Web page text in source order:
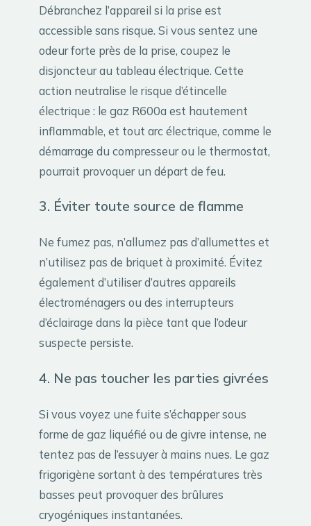
Débranchez l’appareil si la prise est
accessible sans risque. Si vous sentez une
odeur forte près de la prise, coupez le
disjoncteur au tableau électrique. Cette
action neutralise le risque d’étincelle
électrique : le gaz R600a est hautement
inflammable, et tout arc électrique, comme le
démarrage du compresseur ou le thermostat,
pourrait provoquer un départ de feu.
3. Éviter toute source de flamme
Ne fumez pas, n’allumez pas d’allumettes et
n’utilisez pas de briquet à proximité. Évitez
également d’utiliser d’autres appareils
électroménagers ou des interrupteurs
d’éclairage dans la pièce tant que l’odeur
suspecte persiste.
4. Ne pas toucher les parties givrées
Si vous voyez une fuite s’échapper sous
forme de gaz liquéfié ou de givre intense, ne
tentez pas de l’essuyer à mains nues. Le gaz
frigorigène sortant à des températures très
basses peut provoquer des brûlures
cryogéniques instantanées.